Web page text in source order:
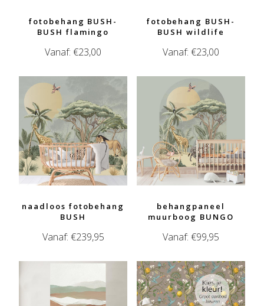
fotobehang BUSH-
BUSH flamingo
Vanaf:€23,00
fotobehang BUSH-
BUSH wildlife
Vanaf: €23,00
naadloos fotobehang
BUSH
Vanaf: €239,95
behangpaneel
muurboog BUNGO
Vanaf: €99,95